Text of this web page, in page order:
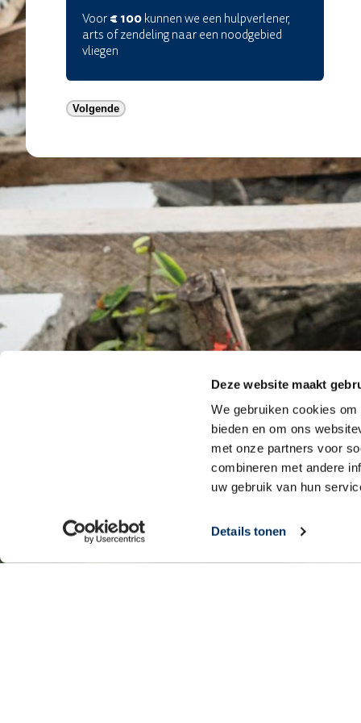
Deze website maakt
We gebruiken cookies
bieden en om ons
met onze partners voor
combineren met andere
uw gebruik van hun
Details tonen
Voor€ 100kunnen we een hulpverlener,
arts of zendeling naar een noodgebied
vliegen